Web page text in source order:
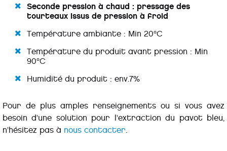
Seconde pression à chaud : pressage des
tourteaux issus de pression à froid
Température ambiante : Min 20°C
Température du produit avant pression : Min
90°C
Humidité du produit : env.7%
Pour de plus amples renseignements ou si vous avez
besoin d’une solution pour l’extraction du pavot bleu,
n’hésitez pas à nous contacter.